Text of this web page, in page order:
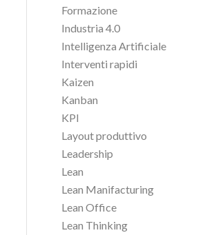
Formazione
Industria 4.0
Intelligenza Artificiale
Interventi rapidi
Kaizen
Kanban
KPI
Layout produttivo
Leadership
Lean
Lean Manifacturing
Lean Office
Lean Thinking